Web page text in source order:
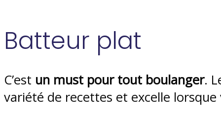
Batteur plat
C’est un must pour tout boulanger.
variété de recettes et excelle